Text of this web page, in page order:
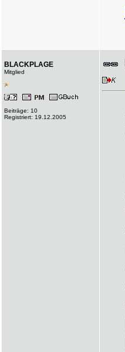
BLACKPLAGE
Mitglied
Beiträge: 10
Registriert: 19.12.2005